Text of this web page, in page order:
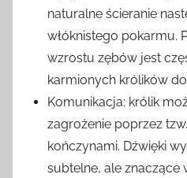
naturalne ścieranie
włóknistego pokarmu.
wzrostu zębów jest
karmionych królików
Komunikacja: królik
zagrożenie poprzez
kończynami. Dźwięki
subtelne, ale znaczące